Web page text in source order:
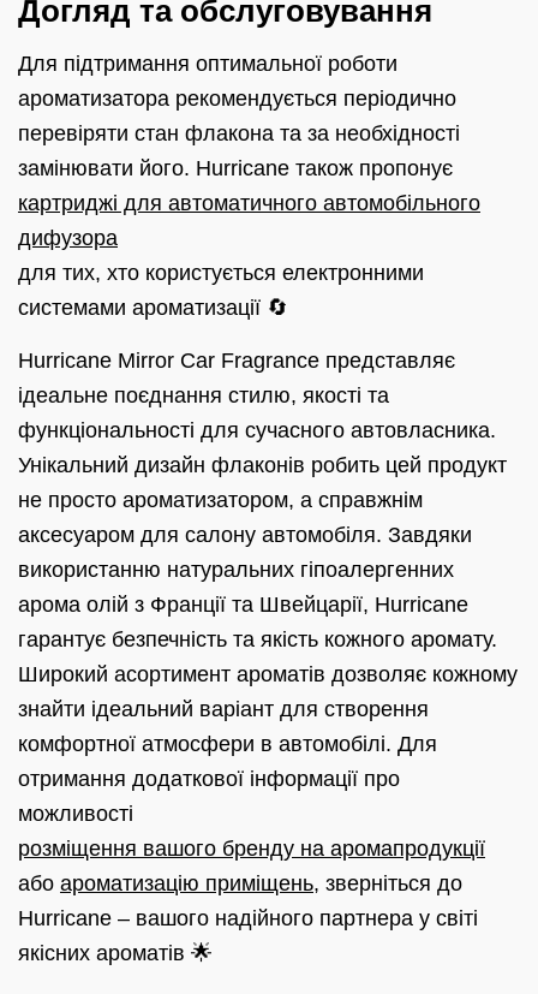
Догляд та обслуговування
Для підтримання оптимальної роботи
ароматизатора рекомендується періодично
перевіряти стан флакона та за необхідності
замінювати його. Hurricane також пропонує
картриджі для автоматичного автомобільного
дифузора
для тих, хто користується електронними
системами ароматизації 🔄
Hurricane Mirror Car Fragrance представляє
ідеальне поєднання стилю, якості та
функціональності для сучасного автовласника.
Унікальний дизайн флаконів робить цей продукт
не просто ароматизатором, а справжнім
аксесуаром для салону автомобіля. Завдяки
використанню натуральних гіпоалергенних
арома олій з Франції та Швейцарії, Hurricane
гарантує безпечність та якість кожного аромату.
Широкий асортимент ароматів дозволяє кожному
знайти ідеальний варіант для створення
комфортної атмосфери в автомобілі. Для
отримання додаткової інформації про
можливості
розміщення вашого бренду на аромапродукції
або ароматизацію приміщень, зверніться до
Hurricane – вашого надійного партнера у світі
якісних ароматів 🌟